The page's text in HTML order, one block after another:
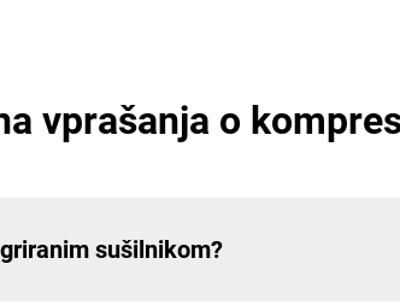
vprašanja o
sušilnikom?